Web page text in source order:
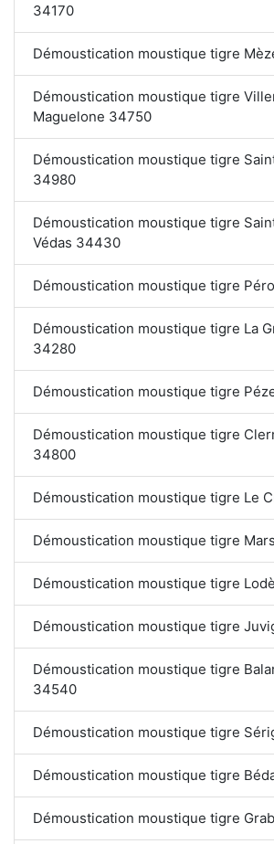
34170
Démoustication moustique tigre
Démoustication moustique tigre
Maguelone 34750
Démoustication moustique tigre
34980
Démoustication moustique tigre
Védas 34430
Démoustication moustique tigre
Démoustication moustique tigre La
34280
Démoustication moustique tigre
Démoustication moustique tigre
34800
Démoustication moustique tigre Le
Démoustication moustique tigre
Démoustication moustique tigre
Démoustication moustique tigre
Démoustication moustique tigre
34540
Démoustication moustique tigre
Démoustication moustique tigre
Démoustication moustique tigre